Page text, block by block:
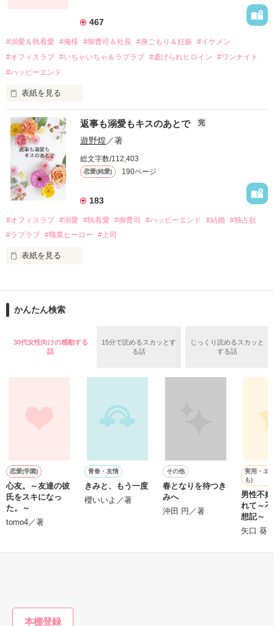
それから約十二年後。
過去の傷から、二度と会いたくないと思っていた哲平に
運命のような再会を果たす。
酔った勢いで一夜を共にしてしまった。
さらに、美桜が初めてだと知った哲平は
『責任をとる、結婚しよう』と真っ直ぐに告げてきた。
戸惑う美桜とは裏腹に、好きという気持ちを隠すことなく
甘やかしてくる。
そんなある日、哲平は美桜がストーカー被害に
遭っていることを知る。
美桜を守るため、哲平は同居を提案してきて――。
夏木美桜(なつきみお)
鳴海哲平 (なるみてっぺい)
2026.6.5～2026.7.25
＊以前、公開していた話の改稿版です＊
467
#溺愛＆執着愛 #俺様 #御曹司＆社長 #身ごもり＆妊娠 #イケメン
#オフィスラブ #いちゃいちゃ＆ラブラブ #虐げられヒロイン
#ワンナイト
#ハッピーエンド
表紙を見る
おかしな噂を流されて前の職場でうまくいかなかった梅田美
桜は、海外で傷心旅行をしていたところ、日本人美青年と出会
い、酒の勢いもあり一夜限りの関係となる。
帰国後、美桜は新しい職場でワンナイトした美青年と再会。
なんと彼の正体は、とある財閥御曹司にも関わらず、一族を離
れて起業した新進気鋭の実業家、社内でも冷徹だと評判な社長
――御影恭司その人だったのだ――！
なぜか恭司から飼い猫の世話係を命じられた美桜は、猫の世
の関係となってしまい――？
返事も溺愛もキスのあとで 完
遊野煌 ／著
総文字数/112,403
恋愛(純愛) 190ページ
183
#オフィスラブ #溺愛 #執着愛 #御曹司 #ハッピーエンド #結婚 #独占欲
#ラブラブ #職業ヒーロー #上司
表紙を見る
ションの企画戦略室で働いている。
めた、同期で恋人の石垣守（26）がいるのだが、後輩の姫原由
いた。
守と由羅から『便利屋雛子』と馬鹿にされ、一人こっそり泣い
鷹哉『宜しくな、俺の雛子』🦅
雛子『俺の……ひぃ、雛子？！！！』🐥
※表紙も作中使用の画像も全てフリー素材です。
※執筆期間2026.6.3〜7.20完結です。
※他サイトさんにて恋愛トレンド1位でした〜良かったら読ん
で頂けると嬉しいです。
かんたん検索
30代女性向けの感動する
話
15分で読めるスカッとす
る話
じっくり読めるスカッと
する話
恋愛(学園)
心友。～友達の彼
氏をスキになっ
た。～
tomo4／著
青春・友情
きみと、もう一度
櫻いいよ／著
その他
春となりを待つき
みへ
沖田 円／著
実用・エ
も)
男性不
れて～
想記～
矢口 葵